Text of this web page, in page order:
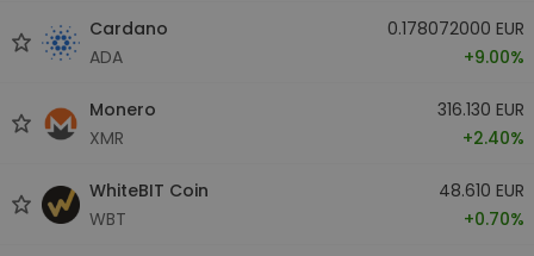
Cardano
ADA
0.178072000 EUR
+9.00%
Monero
XMR
316.130 EUR
+2.40%
WhiteBIT Coin
WBT
48.610 EUR
+0.70%